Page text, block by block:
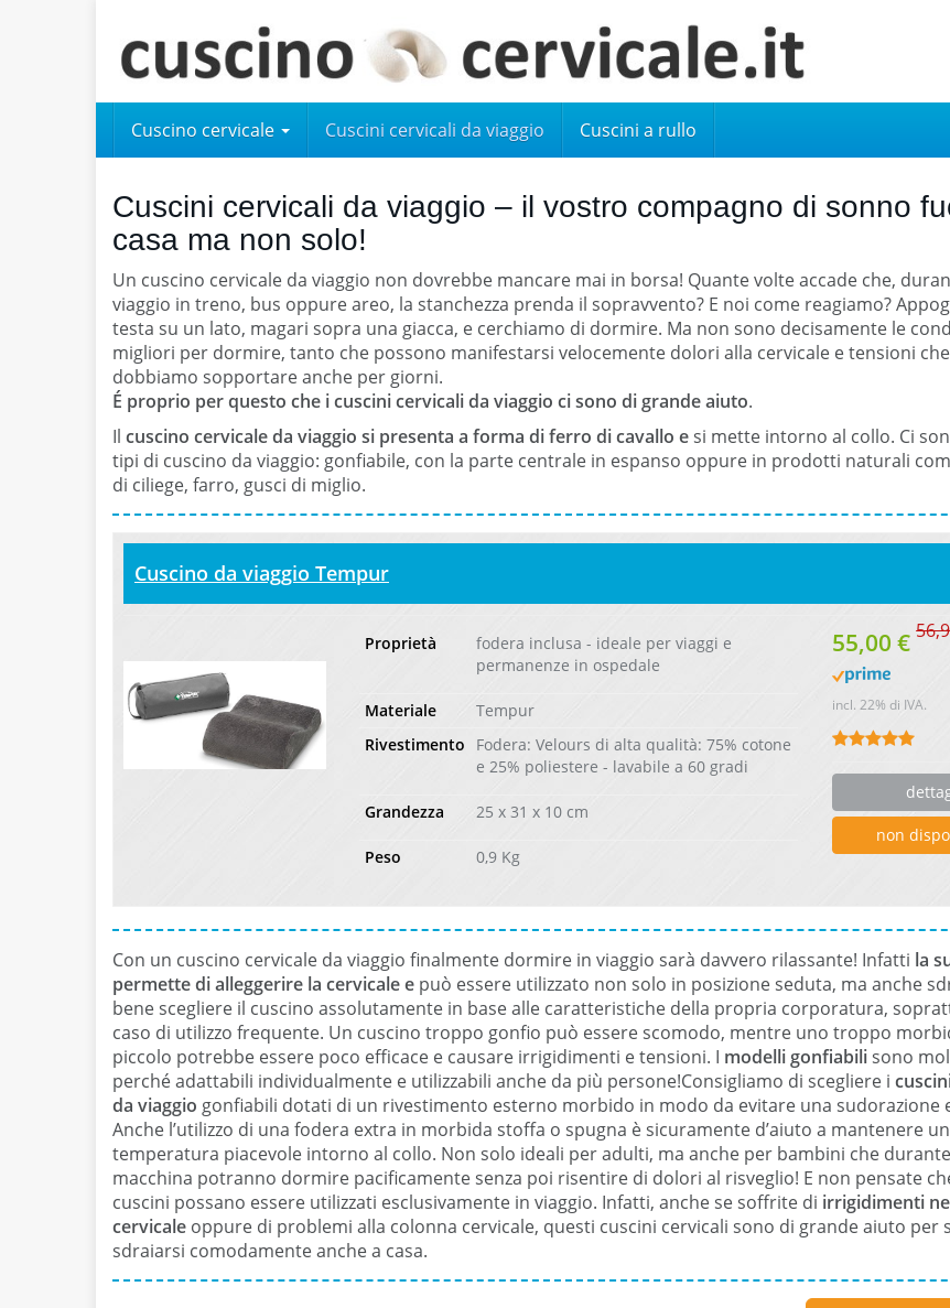
Cuscino cervicale
Cuscini cervicali da viaggio Cuscini a rullo
Cuscini cervicali da viaggio – il vostro compagno di sonno
casa ma non solo!
Un cuscino cervicale da viaggio non dovrebbe mancare mai in borsa! Quante volte accade che,
viaggio in treno, bus oppure areo, la stanchezza prenda il sopravvento? E noi come reagiamo?
testa su un lato, magari sopra una giacca, e cerchiamo di dormire. Ma non sono decisamente le
migliori per dormire, tanto che possono manifestarsi velocemente dolori alla cervicale e tensioni
dobbiamo sopportare anche per giorni.
É proprio per questo che i cuscini cervicali da viaggio ci sono di grande aiuto.
Il cuscino cervicale da viaggio si presenta a forma di ferro di cavallo esi mette intorno al collo. Ci
tipi di cuscino da viaggio: gonfiabile, con la parte centrale in espanso oppure in prodotti naturali
di ciliege, farro, gusci di miglio.
Cuscino da viaggio Tempur
55,00 €
incl. 22% di IVA.
non
Proprietà
fodera inclusa - ideale per viaggi e
permanenze in ospedale
Materiale
Tempur
Rivestimento
Fodera: Velours di alta qualità: 75% cotone
e 25% poliestere - lavabile a 60 gradi
Grandezza 25 x 31 x 10 cm
Peso 0,9 Kg
Con un cuscino cervicale da viaggio finalmente dormire in viaggio sarà davvero rilassante! Infatti la
permette di alleggerire la cervicale e può essere utilizzato non solo in posizione seduta, ma anche
bene scegliere il cuscino assolutamente in base alle caratteristiche della propria corporatura,
caso di utilizzo frequente. Un cuscino troppo gonfio può essere scomodo, mentre uno troppo
piccolo potrebbe essere poco efficace e causare irrigidimenti e tensioni. I modelli gonfiabilisono
perché adattabili individualmente e utilizzabili anche da più persone!Consigliamo di scegliere i
da viaggio gonfiabili dotati di un rivestimento esterno morbido in modo da evitare una sudorazione
Anche l’utilizzo di una fodera extra in morbida stoffa o spugna è sicuramente d’aiuto a mantenere
temperatura piacevole intorno al collo. Non solo ideali per adulti, ma anche per bambini che
macchina potranno dormire pacificamente senza poi risentire di dolori al risveglio! E non pensate
cuscini possano essere utilizzati esclusivamente in viaggio. Infatti, anche se soffrite di irrigidimenti
cervicale oppure di problemi alla colonna cervicale, questi cuscini cervicali sono di grande aiuto per
sdraiarsi comodamente anche a casa.